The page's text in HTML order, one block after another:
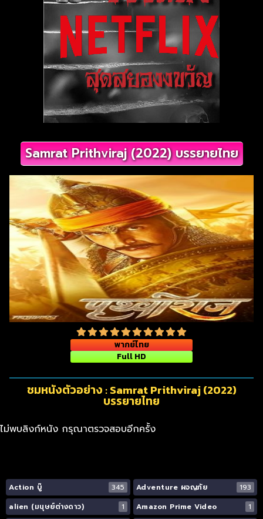
Samrat Prithviraj (2022) บรรยายไทย
พากย์ไทย
Full HD
ชมหนังตัวอย่าง : Samrat Prithviraj (2022)
บรรยายไทย
ไม่พบลิงก์หนัง กรุณาตรวจสอบอีกครั้ง
Action บู๊ 345 Adventure ผจญภัย
193
alien (มนุษย์ต่างดาว)
1 Amazon Prime Video 1